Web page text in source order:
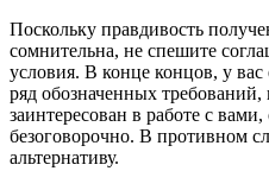
Поскольку правдивость
сомнительна, не спешите
условия. В конце концов, у
ряд обозначенных
заинтересован в работе с
безоговорочно. В противном
альтернативу.